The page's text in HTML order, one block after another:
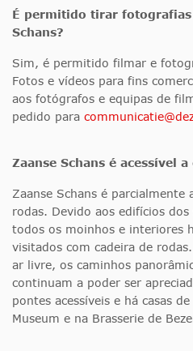
É permitido tirar
Schans?
Sim, é permitido filmar e
Fotos e vídeos para fins
aos fotógrafos e equipas de
pedido para
Zaanse Schans é acessível
Zaanse Schans é parcialmente
rodas. Devido aos edifícios
todos os moinhos e interiores
visitados com cadeira de
ar livre, os caminhos
continuam a poder ser
pontes acessíveis e há casas
Museum e na Brasserie de